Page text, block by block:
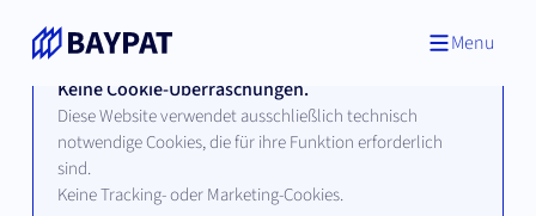
Keine Cookie-Überraschungen.
Diese Website verwendet ausschließlich technisch
notwendige Cookies, die für ihre Funktion erforderlich
sind.
Keine Tracking- oder Marketing-Cookies.
Menu